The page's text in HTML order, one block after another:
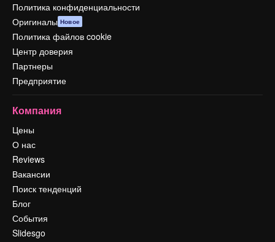
Политика конфиденциальности
Оригиналы Новое
Политика файлов cookie
Центр доверия
Партнеры
Предприятие
Компания
Цены
О нас
Reviews
Вакансии
Поиск тенденций
Блог
События
Slidesgo